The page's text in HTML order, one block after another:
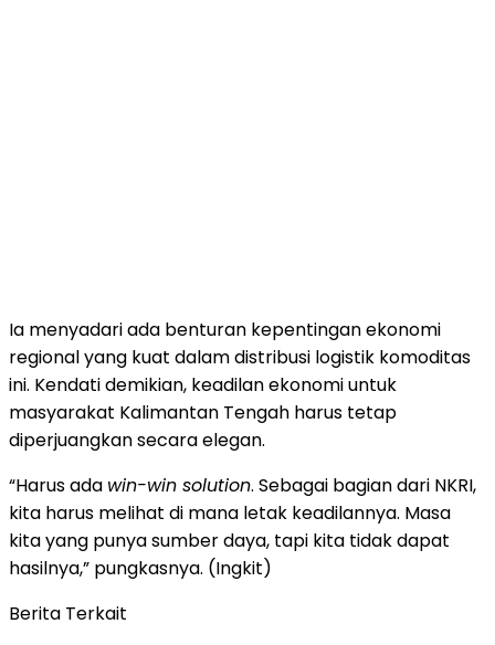
Ia menyadari ada benturan kepentingan ekonomi
regional yang kuat dalam distribusi logistik komoditas
ini. Kendati demikian, keadilan ekonomi untuk
masyarakat Kalimantan Tengah harus tetap
diperjuangkan secara elegan.
“Harus ada win-win solution. Sebagai bagian dari NKRI,
kita harus melihat di mana letak keadilannya. Masa
kita yang punya sumber daya, tapi kita tidak dapat
hasilnya,” pungkasnya. (Ingkit)
Berita Terkait